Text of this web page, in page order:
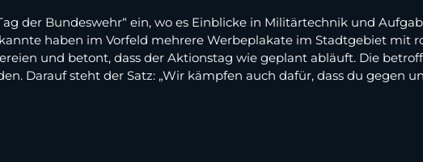
der Bundeswehr“ ein, wo es Einblicke in Militärtechnik und
haben im Vorfeld mehrere Werbeplakate im Stadtgebiet mit
und betont, dass der Aktionstag wie geplant abläuft. Die
Darauf steht der Satz: „Wir kämpfen auch dafür, dass du gegen